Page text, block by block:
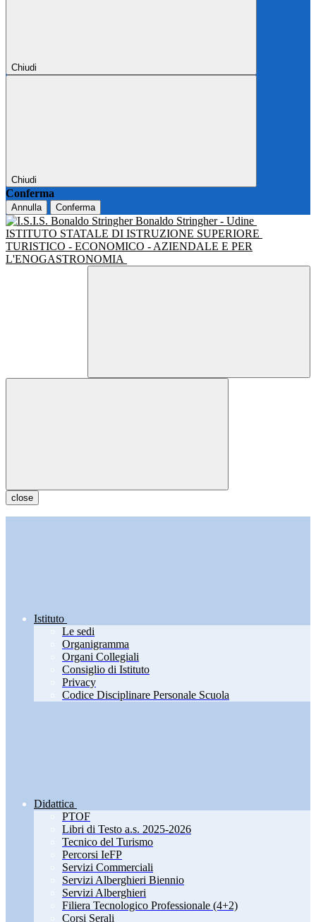
Chiudi
Chiudi
Conferma
Annulla Conferma
Bonaldo Stringher - Udine
ISTITUTO STATALE DI ISTRUZIONE SUPERIORE
TURISTICO - ECONOMICO - AZIENDALE E PER
L'ENOGASTRONOMIA
close
Istituto
Le sedi
Organigramma
Organi Collegiali
Consiglio di Istituto
Privacy
Codice Disciplinare Personale Scuola
Didattica
PTOF
Libri di Testo a.s. 2025-2026
Tecnico del Turismo
Percorsi IeFP
Servizi Commerciali
Servizi Alberghieri Biennio
Servizi Alberghieri
Filiera Tecnologico Professionale (4+2)
Corsi Serali